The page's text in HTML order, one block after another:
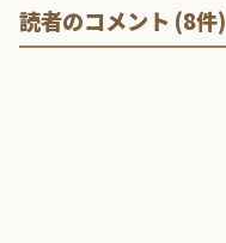
読者のコメント (8件)